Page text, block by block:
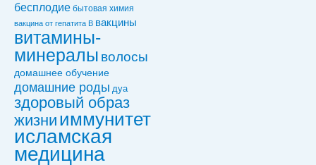
бесплодие бытовая химия
вакцинa от гепатита В вакцины
витамины-
минералы волосы
домашнее обучение
домашние роды дуа
здоровый образ
жизни иммунитет
исламская
медицина